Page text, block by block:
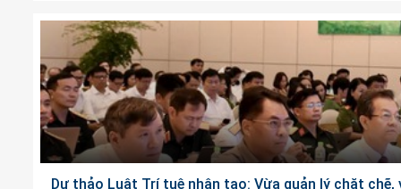
Dự thảo Luật Trí tuệ nhân tạo: Vừa quản lý chặt